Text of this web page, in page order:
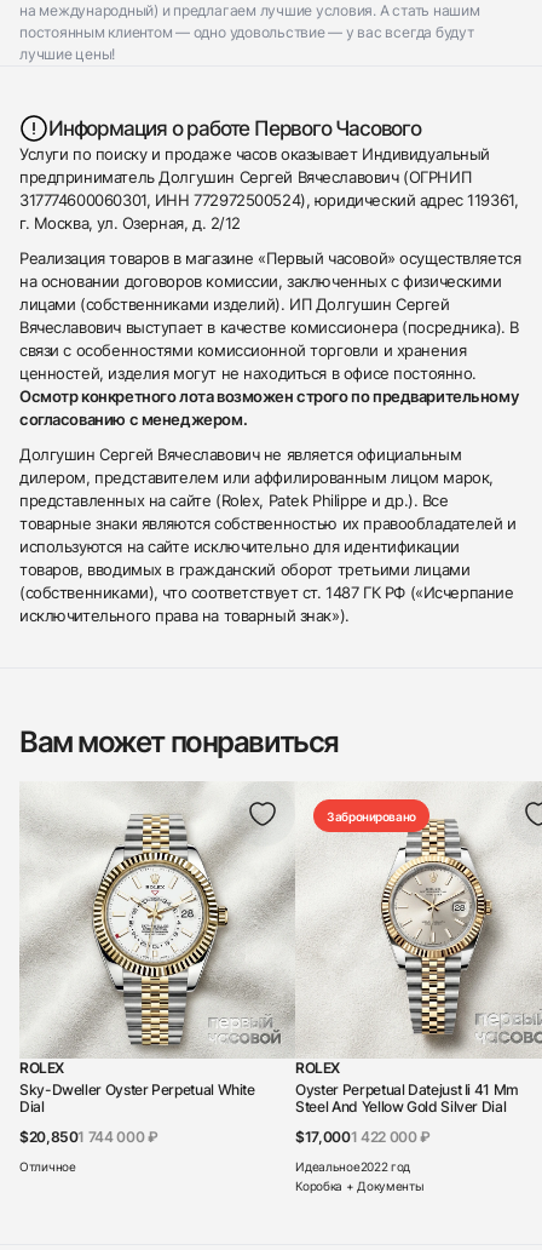
на международный) и предлагаем лучшие условия. А стать нашим
постоянным клиентом — одно удовольствие — у вас всегда будут
лучшие цены!
Информация о работе Первого Часового
Услуги по поиску и продаже часов оказывает Индивидуальный
предприниматель Долгушин Сергей Вячеславович (ОГРНИП
317774600060301, ИНН 772972500524), юридический адрес 119361,
г. Москва, ул. Озерная, д. 2/12
Реализация товаров в магазине «Первый часовой» осуществляется
на основании договоров комиссии, заключенных с физическими
лицами (собственниками изделий). ИП Долгушин Сергей
Вячеславович выступает в качестве комиссионера (посредника). В
связи с особенностями комиссионной торговли и хранения
ценностей, изделия могут не находиться в офисе постоянно.
Осмотр конкретного лота возможен строго по предварительному
согласованию с менеджером.
Долгушин Сергей Вячеславович не является официальным
дилером, представителем или аффилированным лицом марок,
представленных на сайте (Rolex, Patek Philippe и др.). Все
товарные знаки являются собственностью их правообладателей и
используются на сайте исключительно для идентификации
товаров, вводимых в гражданский оборот третьими лицами
(собственниками), что соответствует ст. 1487 ГК РФ («Исчерпание
исключительного права на товарный знак»).
Вам может понравиться
ROLEX
Sky-Dweller Oyster Perpetual White
Dial
$20,8501 744 000 ₽
Отличное
Забронировано
ROLEX
Oyster Perpetual Datejust Ii 41 Mm
Steel And Yellow Gold Silver Dial
$17,0001 422 000 ₽
Идеальное2022 год
Коробка + Документы